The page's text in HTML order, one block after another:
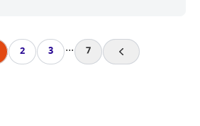
2 3 ... 7 Next